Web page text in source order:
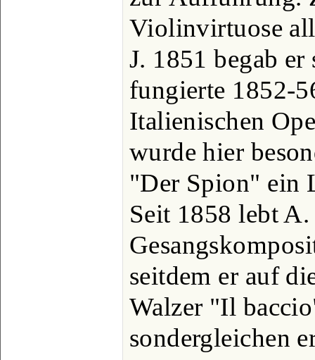
Violinvirtuose
J. 1851 begab
fungierte 1852-
Italienischen
wurde hier
"Der Spion" ein
Seit 1858 lebt
seitdem er auf
Walzer "Il
sondergleichen